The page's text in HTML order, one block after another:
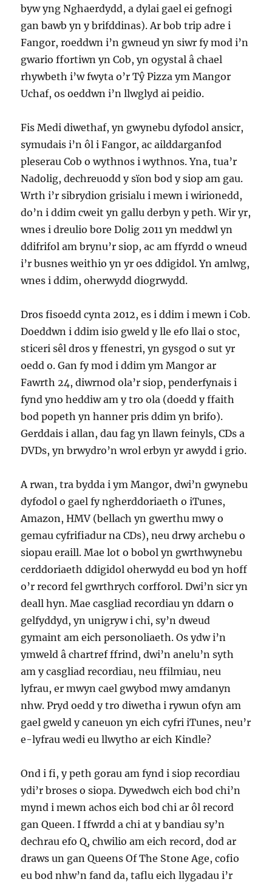
byw yng Nghaerdydd, a dylai gael ei gefnogi
gan bawb yn y brifddinas). Ar bob trip adre i
Fangor, roeddwn i’n gwneud yn siwr fy mod i’n
gwario ffortiwn yn Cob, yn ogystal â chael
rhywbeth i’w fwyta o’r Tŷ Pizza ym Mangor
Uchaf, os oeddwn i’n llwglyd ai peidio.
Fis Medi diwethaf, yn gwynebu dyfodol ansicr,
symudais i’n ôl i Fangor, ac ailddarganfod
pleserau Cob o wythnos i wythnos. Yna, tua’r
Nadolig, dechreuodd y sïon bod y siop am gau.
Wrth i’r sibrydion grisialu i mewn i wirionedd,
do’n i ddim cweit yn gallu derbyn y peth. Wir yr,
wnes i dreulio bore Dolig 2011 yn meddwl yn
ddifrifol am brynu’r siop, ac am ffyrdd o wneud
i’r busnes weithio yn yr oes ddigidol. Yn amlwg,
wnes i ddim, oherwydd diogrwydd.
Dros fisoedd cynta 2012, es i ddim i mewn i Cob.
Doeddwn i ddim isio gweld y lle efo llai o stoc,
sticeri sêl dros y ffenestri, yn gysgod o sut yr
oedd o. Gan fy mod i ddim ym Mangor ar
Fawrth 24, diwrnod ola’r siop, penderfynais i
fynd yno heddiw am y tro ola (doedd y ffaith
bod popeth yn hanner pris ddim yn brifo).
Gerddais i allan, dau fag yn llawn feinyls, CDs a
DVDs, yn brwydro’n wrol erbyn yr awydd i grio.
A rwan, tra bydda i ym Mangor, dwi’n gwynebu
dyfodol o gael fy ngherddoriaeth o iTunes,
Amazon, HMV (bellach yn gwerthu mwy o
gemau cyfrifiadur na CDs), neu drwy archebu o
siopau eraill. Mae lot o bobol yn gwrthwynebu
cerddoriaeth ddigidol oherwydd eu bod yn hoff
o’r record fel gwrthrych corfforol. Dwi’n sicr yn
deall hyn. Mae casgliad recordiau yn ddarn o
gelfyddyd, yn unigryw i chi, sy’n dweud
gymaint am eich personoliaeth. Os ydw i’n
ymweld â chartref ffrind, dwi’n anelu’n syth
am y casgliad recordiau, neu ffilmiau, neu
lyfrau, er mwyn cael gwybod mwy amdanyn
nhw. Pryd oedd y tro diwetha i rywun ofyn am
gael gweld y caneuon yn eich cyfri iTunes, neu’r
e-lyfrau wedi eu llwytho ar eich Kindle?
Ond i fi, y peth gorau am fynd i siop recordiau
ydi’r broses o siopa. Dywedwch eich bod chi’n
mynd i mewn achos eich bod chi ar ôl record
gan Queen. I ffwrdd a chi at y bandiau sy’n
dechrau efo Q, chwilio am eich record, dod ar
draws un gan Queens Of The Stone Age, cofio
eu bod nhw’n fand da, taflu eich llygadau i’r